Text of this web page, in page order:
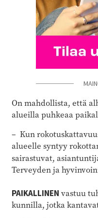
On mahdollista, että
alueilla puhkeaa
– Kun
alueelle syntyy
sairastuvat,
Terveyden ja
PAIKALLINEN vastuu
kunnilla, jotka